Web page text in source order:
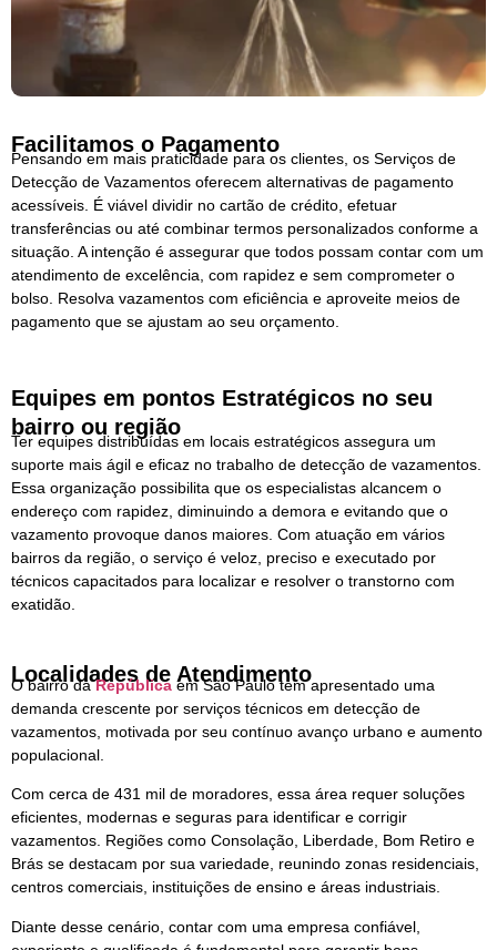
Facilitamos o Pagamento
Pensando em mais praticidade para os clientes, os Serviços de
Detecção de Vazamentos oferecem alternativas de pagamento
acessíveis. É viável dividir no cartão de crédito, efetuar
transferências ou até combinar termos personalizados conforme a
situação. A intenção é assegurar que todos possam contar com um
atendimento de excelência, com rapidez e sem comprometer o
bolso. Resolva vazamentos com eficiência e aproveite meios de
pagamento que se ajustam ao seu orçamento.
Equipes em pontos Estratégicos no seu
bairro ou região
Ter equipes distribuídas em locais estratégicos assegura um
suporte mais ágil e eficaz no trabalho de detecção de vazamentos.
Essa organização possibilita que os especialistas alcancem o
endereço com rapidez, diminuindo a demora e evitando que o
vazamento provoque danos maiores. Com atuação em vários
bairros da região, o serviço é veloz, preciso e executado por
técnicos capacitados para localizar e resolver o transtorno com
exatidão.
Localidades de Atendimento
O bairro daRepública em São Paulo tem apresentado uma
demanda crescente por serviços técnicos em detecção de
vazamentos, motivada por seu contínuo avanço urbano e aumento
populacional.
Com cerca de 431 mil de moradores, essa área requer soluções
eficientes, modernas e seguras para identificar e corrigir
vazamentos. Regiões como Consolação, Liberdade, Bom Retiro e
Brás se destacam por sua variedade, reunindo zonas residenciais,
centros comerciais, instituições de ensino e áreas industriais.
Diante desse cenário, contar com uma empresa confiável,